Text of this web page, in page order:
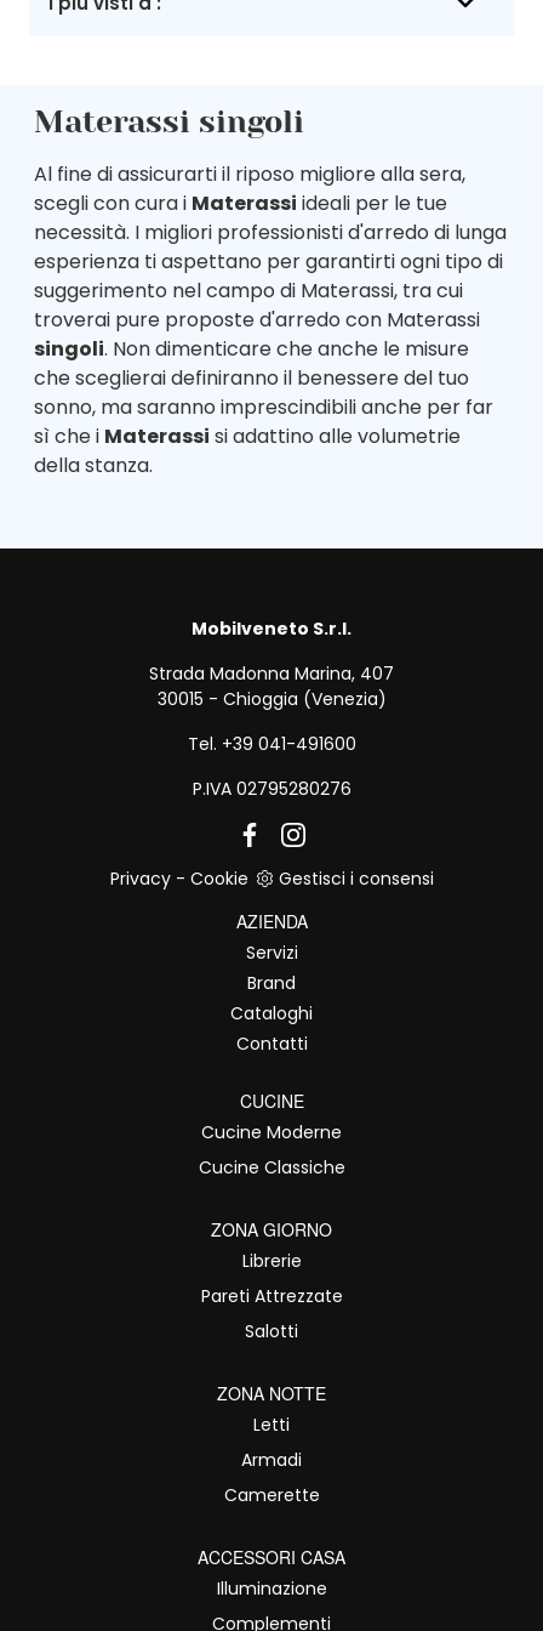
Materassi singoli
Al fine di assicurarti il riposo migliore alla sera,
scegli con cura i Materassi ideali per le tue
necessità. I migliori professionisti d'arredo di lunga
esperienza ti aspettano per garantirti ogni tipo di
suggerimento nel campo di Materassi, tra cui
troverai pure proposte d'arredo con Materassi
singoli. Non dimenticare che anche le misure
che sceglierai definiranno il benessere del tuo
sonno, ma saranno imprescindibili anche per far
sì che i Materassi si adattino alle volumetrie
della stanza.
Mobilveneto S.r.l.
Strada Madonna Marina, 407
30015 - Chioggia (Venezia)
Tel. +39 041-491600
P.IVA 02795280276
Privacy- Cookie
Gestisci i consensi
AZIENDA
Servizi
Brand
Cataloghi
Contatti
CUCINE
Cucine Moderne
Cucine Classiche
ZONA GIORNO
Librerie
Pareti Attrezzate
Salotti
ZONA NOTTE
Letti
Armadi
Camerette
ACCESSORI CASA
Illuminazione
Complementi